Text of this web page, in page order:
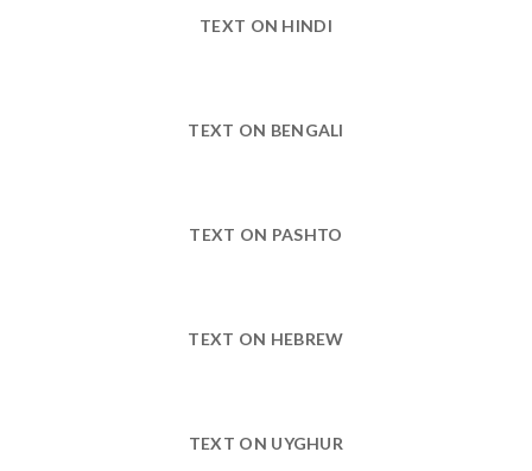
TEXT ON HINDI
TEXT ON BENGALI
TEXT ON PASHTO
TEXT ON HEBREW
TEXT ON UYGHUR